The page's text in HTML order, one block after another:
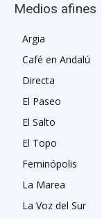
Medios afines
Argia
Café en Andalú
Directa
El Paseo
El Salto
El Topo
Feminópolis
La Marea
La Voz del Sur